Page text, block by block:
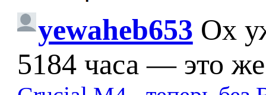
yewaheb653 Ох
5184 часа — это